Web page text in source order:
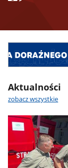
Aktualności
zobacz wszystkie